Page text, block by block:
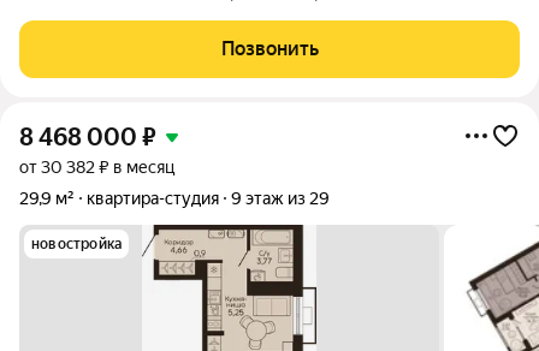
Индивидуальные кладовые. Эргономичные планировки,
большие окна, системы фильтрации воды и
Позвонить
8 468 000 ₽
от 30 382 ₽ в месяц
29,9 м²
квартира-студия 9 этаж из 29
новостройка